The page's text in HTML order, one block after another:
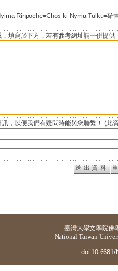
Rinpoche=Chos ki Nyma Tulku=確
填寫於下方，若有參考網址請一併提供
，以便我們有疑問時能與您聯繫！ (此
臺灣大學文學院佛
National Taiwan
doi:10.6681/